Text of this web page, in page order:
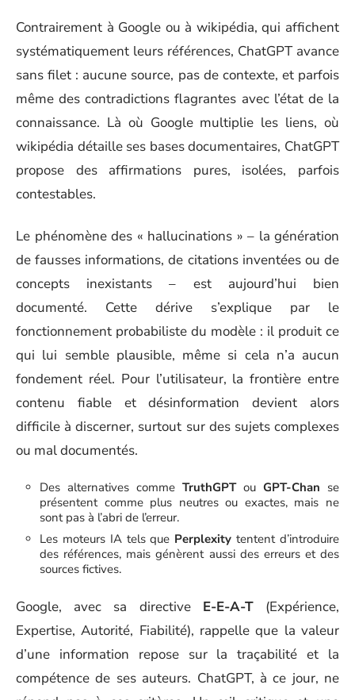
Contrairement à Google ou à wikipédia, qui affichent
systématiquement leurs références, ChatGPT avance
sans filet : aucune source, pas de contexte, et parfois
même des contradictions flagrantes avec l’état de la
connaissance. Là où Google multiplie les liens, où
wikipédia détaille ses bases documentaires, ChatGPT
propose des affirmations pures, isolées, parfois
contestables.
Le phénomène des « hallucinations » – la génération
de fausses informations, de citations inventées ou de
concepts inexistants – est aujourd’hui bien
documenté. Cette dérive s’explique par le
fonctionnement probabiliste du modèle : il produit ce
qui lui semble plausible, même si cela n’a aucun
fondement réel. Pour l’utilisateur, la frontière entre
contenu fiable et désinformation devient alors
difficile à discerner, surtout sur des sujets complexes
ou mal documentés.
Des alternatives comme TruthGPTou GPT-Chan se
présentent comme plus neutres ou exactes, mais ne
sont pas à l’abri de l’erreur.
Les moteurs IA tels que Perplexity tentent d’introduire
des références, mais génèrent aussi des erreurs et des
sources fictives.
Google, avec sa directive E-E-A-T(Expérience,
Expertise, Autorité, Fiabilité), rappelle que la valeur
d’une information repose sur la traçabilité et la
compétence de ses auteurs. ChatGPT, à ce jour, ne